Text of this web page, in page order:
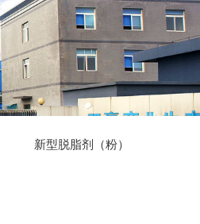
新型脱脂剂（粉）